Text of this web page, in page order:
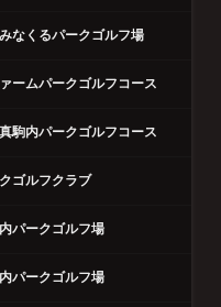
なくるパークゴルフ場
ームパークゴルフコース
駒内パークゴルフコース
ゴルフクラブ
パークゴルフ場
パークゴルフ場